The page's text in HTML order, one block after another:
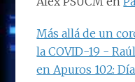
Más allá de un
la COVID-19 -
en Apuros 102: